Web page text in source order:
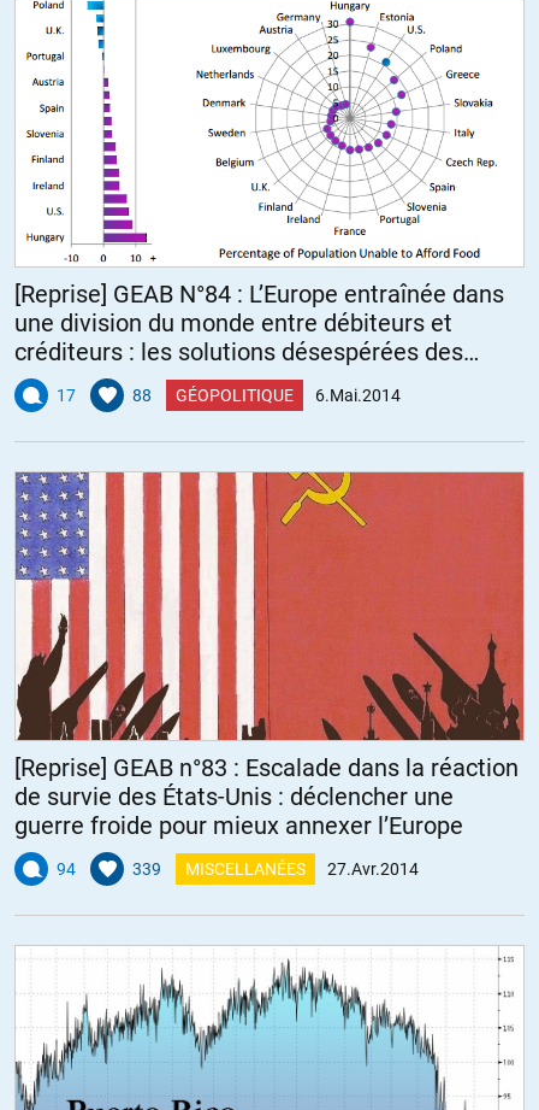
[Reprise] GEAB N°84 : L’Europe entraînée dans
une division du monde entre débiteurs et
créditeurs : les solutions désespérées des
États-Unis pour ne pas sombrer seuls
17 88 GÉOPOLITIQUE 6.Mai.2014
[Reprise] GEAB n°83 : Escalade dans la réaction
de survie des États-Unis : déclencher une
guerre froide pour mieux annexer l’Europe
94 339 MISCELLANÉES 27.Avr.2014